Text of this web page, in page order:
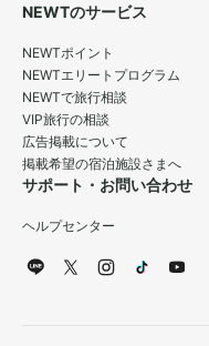
NEWTのサービス
NEWTポイント
NEWTエリートプログラム
NEWTで旅行相談
VIP旅行の相談
広告掲載について
掲載希望の宿泊施設さまへ
サポート・お問い合わせ
ヘルプセンター